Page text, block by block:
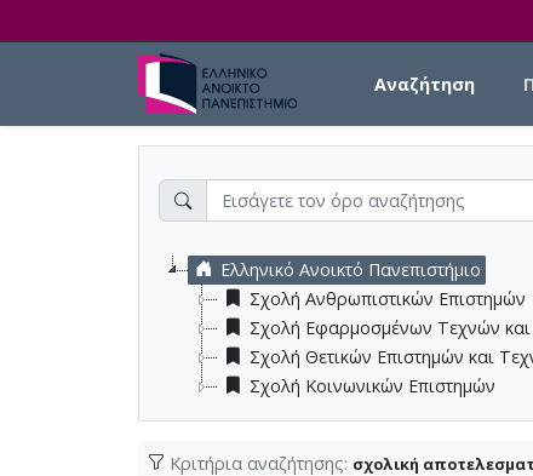
Αναζήτηση
Ελληνικό Ανοικτό Πανεπιστήμιο
Σχολή Ανθρωπιστικών Επιστημών
Σχολή Εφαρμοσμένων Τεχνών
Σχολή Θετικών Επιστημών και
Σχολή Κοινωνικών Επιστημών
Κριτήρια αναζήτησης: σχολική